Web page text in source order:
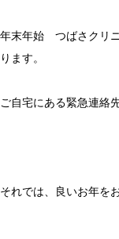
年末年始 つばさクリ
ります。
ご自宅にある緊急連絡
それでは、良いお年を